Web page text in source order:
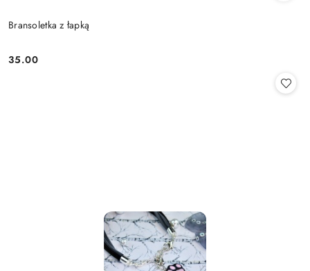
Bransoletka z łapką
Cena:
35.00